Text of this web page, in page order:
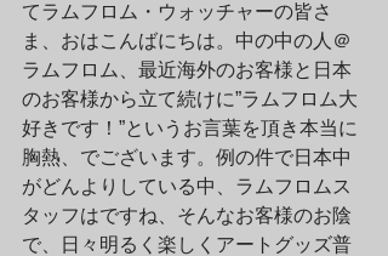
てラムフロム・ウォッチャーの皆さ
ま、おはこんばにちは。中の中の人＠
ラムフロム、最近海外のお客様と日本
のお客様から立て続けに”ラムフロム大
好きです！”というお言葉を頂き本当に
胸熱、でございます。例の件で日本中
がどんよりしている中、ラムフロムス
タッフはですね、そんなお客様のお陰
で、日々明るく楽しくアートグッズ普